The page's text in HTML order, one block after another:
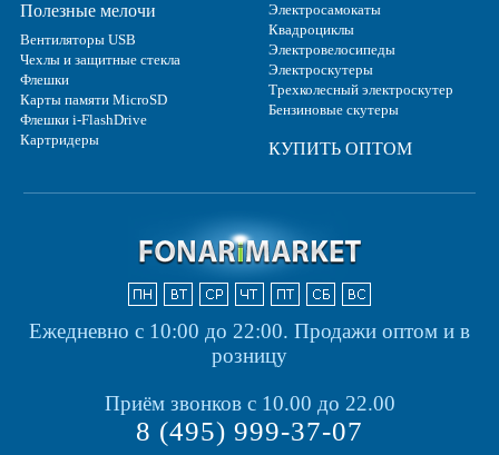
Полезные мелочи
Вентиляторы USB
Чехлы и защитные стекла
Флешки
Карты памяти MicroSD
Флешки i-FlashDrive
Картридеры
Электросамокаты
Квадроциклы
Электровелосипеды
Электроскутеры
Трехколесный электроскутер
Бензиновые скутеры
КУПИТЬ ОПТОМ
Ежедневно с 10:00 до 22:00. Продажи оптом и в
розницу
Приём звонков с 10.00 до 22.00
8 (495) 999-37-07